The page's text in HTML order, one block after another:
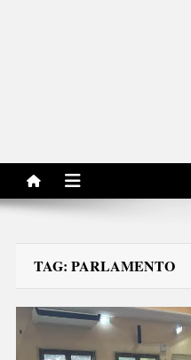
TAG: PARLAMENTO